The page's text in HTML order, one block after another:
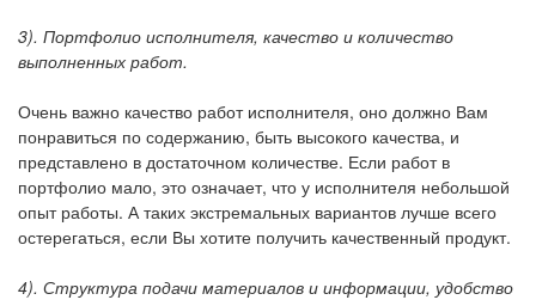
3). Портфолио исполнителя, качество и количество
выполненных работ.
Очень важно качество работ исполнителя, оно должно Вам
понравиться по содержанию, быть высокого качества, и
представлено в достаточном количестве. Если работ в
портфолио мало, это означает, что у исполнителя небольшой
опыт работы. А таких экстремальных вариантов лучше всего
остерегаться, если Вы хотите получить качественный продукт.
4). Структура подачи материалов и информации, удобство